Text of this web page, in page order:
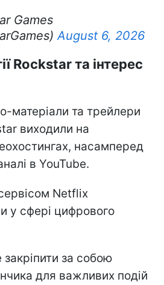
Games
August 6, 2026
Rockstar та інтерес
матеріали та трейлери
виходили на
насамперед
в YouTube.
Netflix
у сфері цифрового
за собою
для важливих подій